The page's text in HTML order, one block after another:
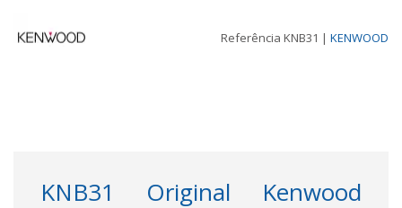
Referência KNB31 | KENWOOD
KNB31 Original Kenwood